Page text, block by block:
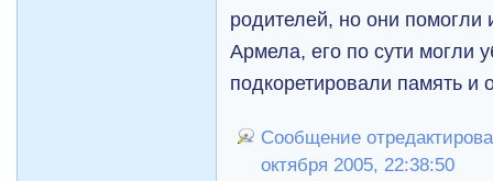
родителей, но они
Армела, его по сути могли
подкоретировали память и
Сообщение
октября 2005, 22:38:50